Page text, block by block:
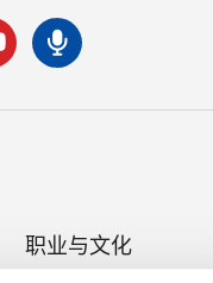
录像带Senko 播客
职业与文化